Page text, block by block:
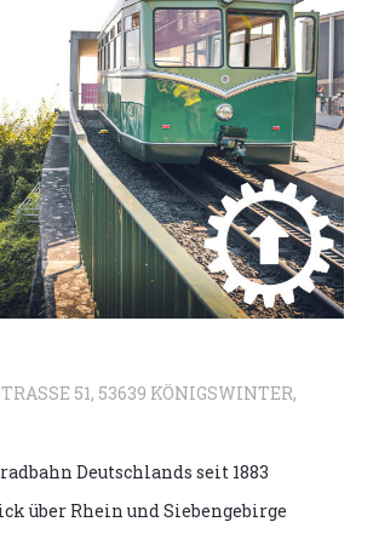
51, 53639 KÖNIGSWINTER, D
Deutschlands seit 1883
über Rhein und Siebengebirge